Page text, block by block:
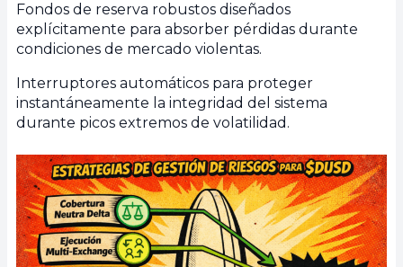
Fondos de reserva robustos diseñados
explícitamente para absorber pérdidas durante
condiciones de mercado violentas.
Interruptores automáticos para proteger
instantáneamente la integridad del sistema
durante picos extremos de volatilidad.